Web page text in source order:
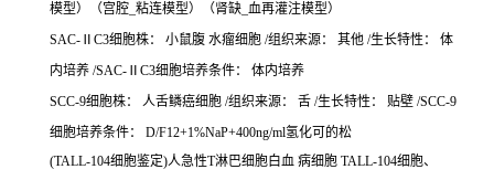
模型）（宫腔_粘连模型）（肾缺_血再灌注模型）
SAC-ⅡC3细胞株： 小鼠腹 水瘤细胞 /组织来源： 其他 /生长特性： 体
内培养 /SAC-ⅡC3细胞培养条件： 体内培养
SCC-9细胞株： 人舌鳞癌细胞 /组织来源： 舌 /生长特性： 贴壁 /SCC-9
细胞培养条件： D/F12+1%NaP+400ng/ml氢化可的松
(TALL-104细胞鉴定)人急性T淋巴细胞白血 病细胞 TALL-104细胞、